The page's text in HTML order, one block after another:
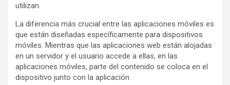
utilizan.
La diferencia más crucial entre las aplicaciones móviles es
que están diseñadas específicamente para dispositivos
móviles. Mientras que las aplicaciones web están alojadas
en un servidor y el usuario accede a ellas, en las
aplicaciones móviles, parte del contenido se coloca en el
dispositivo junto con la aplicación.